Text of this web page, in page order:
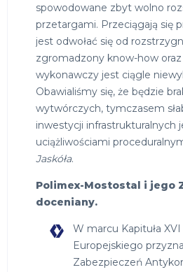
spowodowane zbyt wolno
przetargami. Przeciągają się
jest odwołać się od
zgromadzony know-how oraz
wykonawczy jest ciągle
Obawialiśmy się, że będzie
wytwórczych, tymczasem
inwestycji infrastrukturalnych
uciążliwościami
Jaskóła.
Polimex-Mostostal i jego
doceniany.
W marcu Kapituła
Europejskiego
Zabezpieczeń